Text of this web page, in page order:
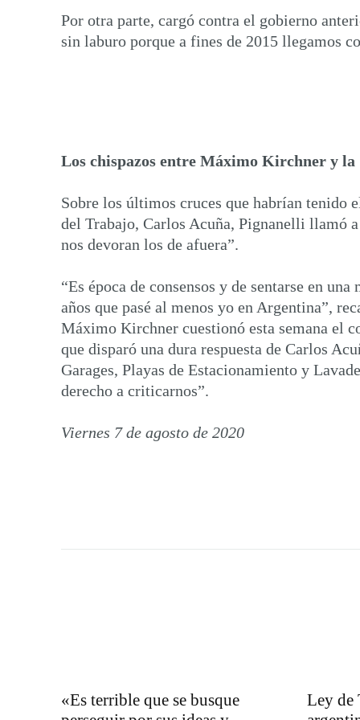
Por otra parte, cargó contra el gobierno
sin laburo porque a fines de 2015 llegamos
Los chispazos entre Máximo Kirchner y la
Sobre los últimos cruces que habrían
del Trabajo, Carlos Acuña, Pignanelli llamó
nos devoran los de afuera”.
“Es época de consensos y de sentarse en
años que pasé al menos yo en Argentina”,
Máximo Kirchner cuestionó esta semana el
que disparó una dura respuesta de Carlos
Garages, Playas de Estacionamiento y
derecho a criticarnos”.
Viernes 7 de agosto de 2020
«Es terrible que se busque
Ley de